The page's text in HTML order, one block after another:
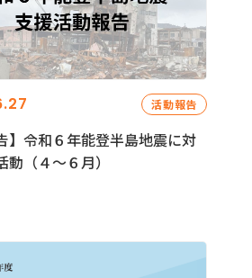
活動報告
】令和６年能登半島地震に対
動（４〜６月）